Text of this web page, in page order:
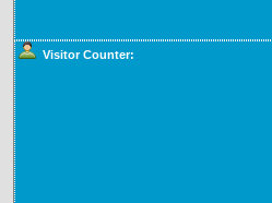
Visitor Counter: